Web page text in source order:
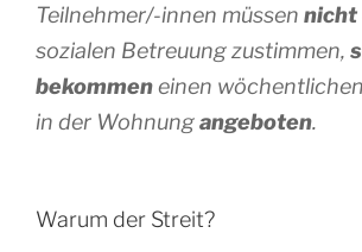
Teilnehmer/-innen müssen nicht
sozialen Betreuung zustimmen,
bekommeneinen
in der Wohnungangeboten.
Warum der Streit?